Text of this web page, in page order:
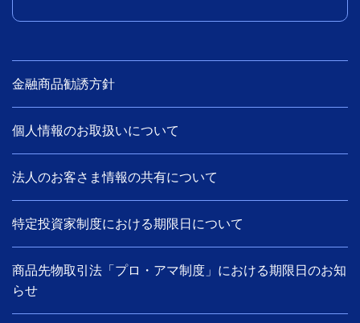
金融商品勧誘方針
個人情報のお取扱いについて
法人のお客さま情報の共有について
特定投資家制度における期限日について
商品先物取引法「プロ・アマ制度」における期限日のお知
らせ